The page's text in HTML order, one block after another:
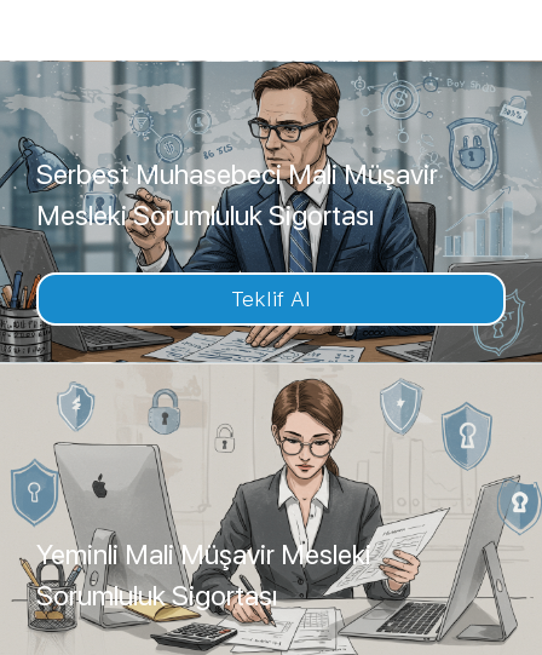
Serbest Muhasebeci Mali Müşavir
Mesleki Sorumluluk Sigortası
Teklif Al
Yeminli Mali Müşavir Mesleki
Sorumluluk Sigortası